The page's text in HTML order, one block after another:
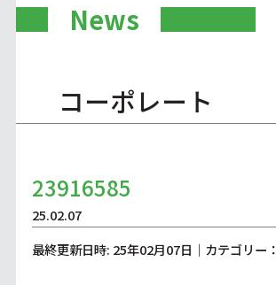
News
コーポレート
23916585
25.02.07
最終更新日時: 25年02月07日｜カテゴリー：